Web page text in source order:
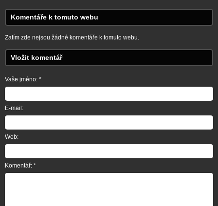
Komentáře k tomuto webu
Zatím zde nejsou žádné komentáře k tomuto webu.
Vložit komentář
Vaše jméno: *
E-mail:
Web:
Komentář: *